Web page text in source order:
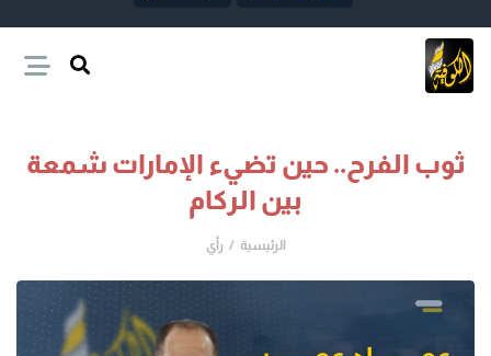
ثوب الفرح.. حين تضيء الإمارات شمعة
بين الركام
الرئيسية رأي